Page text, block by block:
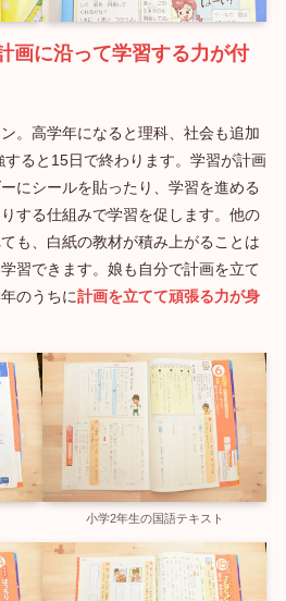
画に沿って学習する力が付
。高学年になると理科、社会も追加
ると15日で終わります。学習が計画
にシールを貼ったり、学習を進める
する仕組みで学習を促します。他の
も、白紙の教材が積み上がることは
習できます。娘も自分で計画を立て
のうちに計画を立てて頑張る力が身
小学2年生の国語テキスト